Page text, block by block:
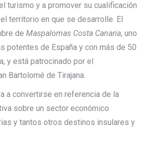
turismo y a promover su cualificación
territorio en que se desarrolle. El
de Maspalomas Costa Canaria, uno
potentes de España y con más de 50
y está patrocinado por el
Bartolomé de Tirajana.
a convertirse en referencia de la
sobre un sector económico
y tantos otros destinos insulares y